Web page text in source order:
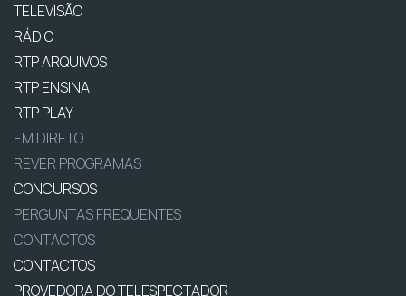
TELEVISÃO
RÁDIO
RTP ARQUIVOS
RTP ENSINA
RTP PLAY
EM DIRETO
REVER PROGRAMAS
CONCURSOS
PERGUNTAS FREQUENTES
CONTACTOS
CONTACTOS
PROVEDORA DO TELESPECTADOR